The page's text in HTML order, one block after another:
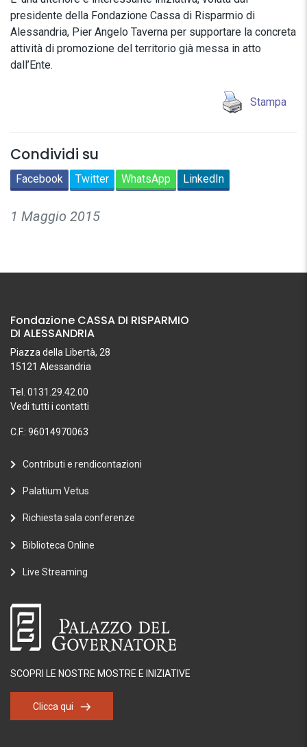
presidente della Fondazione Cassa di Risparmio di
Alessandria, Pier Angelo Taverna per supportare la concreta
attività di promozione del territorio già messa in atto
dall’Ente.
Stampa
Condividi su
Facebook Twitter WhatsApp LinkedIn
1 Maggio 2015
Fondazione CASSA DI RISPARMIO
DI ALESSANDRIA
Piazza della Libertà, 28
15121 Alessandria
Tel. 0131.29.42.00
Vedi tutti i contatti
C.F.: 96014970063
Contributi e rendicontazioni
Palatium Vetus
Richiesta sala conferenze
Biblioteca Online
Live Streaming
SCOPRI LE NOSTRE MOSTRE E INIZIATIVE
Clicca qui